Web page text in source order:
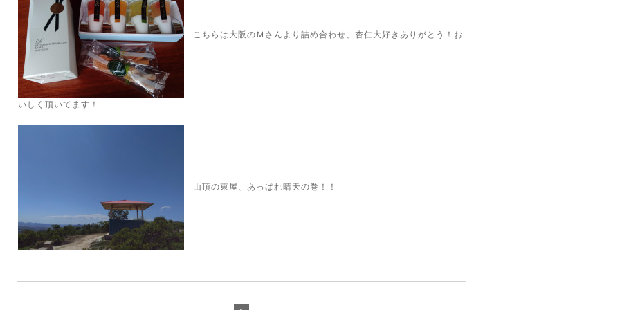
こちらは大阪のＭさんより詰め合わせ、杏仁大好きありがとう！お
いしく頂いてます！
山頂の東屋、あっぱれ晴天の巻！！